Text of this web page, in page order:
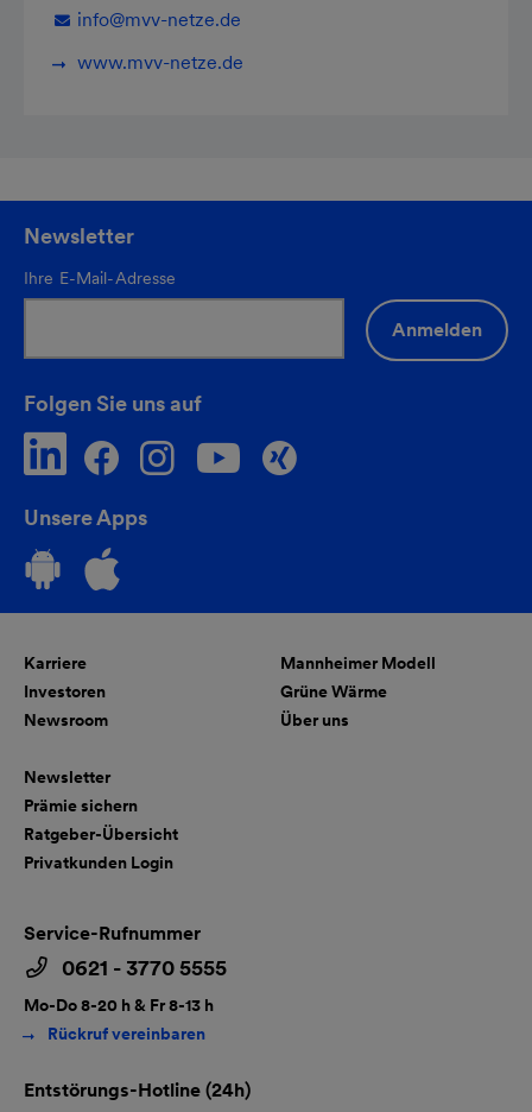
info@mvv-netze.de
www.mvv-netze.de​​​​​​​
Newsletter
Ihre E-Mail-Adresse
Anmelden
Folgen Sie uns auf
Unsere Apps
Karriere
Investoren
Newsroom
Mannheimer Modell
Grüne Wärme
Über uns
Newsletter
Prämie sichern
Ratgeber-Übersicht
Privatkunden Login
Service-Rufnummer
0621 - 3770 5555
Mo-Do 8-20 h & Fr 8-13 h
Rückruf vereinbaren
Entstörungs-Hotline (24h)